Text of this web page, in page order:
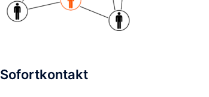
Sofortkontakt